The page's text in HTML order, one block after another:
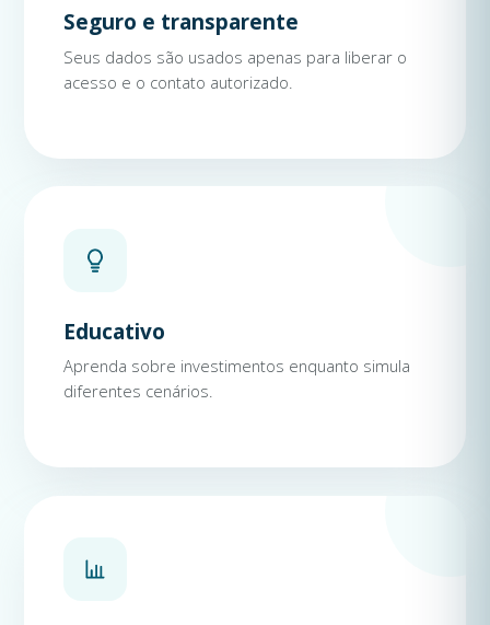
Seguro e transparente
Seus dados são usados apenas para liberar o
acesso e o contato autorizado.
Educativo
Aprenda sobre investimentos enquanto simula
diferentes cenários.